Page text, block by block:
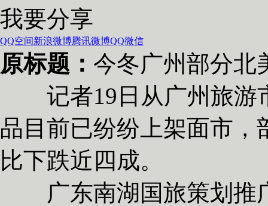
我要分享
QQ空间新浪微博腾讯微博QQ微信
原标题： 今冬广州部分北
记者19日从广州旅游
品目前已纷纷上架面市
比下跌近四成。
广东南湖国旅策划推